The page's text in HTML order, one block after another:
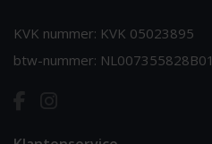
KVK nummer: KVK 05023895
btw-nummer: NL007355828B01